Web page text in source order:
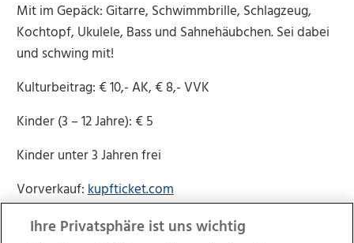
Mit im Gepäck: Gitarre, Schwimmbrille, Schlagzeug,
Kochtopf, Ukulele, Bass und Sahnehäubchen. Sei dabei
und schwing mit!
Kulturbeitrag: € 10,- AK, € 8,- VVK
Kinder (3 – 12 Jahre): € 5
Kinder unter 3 Jahren frei
Vorverkauf:kupfticket.com
Ihre Privatsphäre ist uns wichtig